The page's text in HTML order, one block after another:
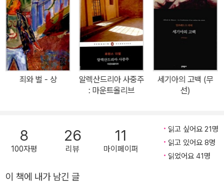
신을 사랑합니다.” 그러고는 베일에 싸인 테레즈의 과거를 이야기해
준다. 사생아로 태어난 것, 감쪽같이 속아 유부남과 결혼한 것, 그와의
사이에서 태어난 아이를 키우다 빼앗긴 것……. 파머에게 모든 이야기
를 들은 로랑은 테레즈에게 편지를 써 사랑을 고백한다. 저는 오로지
사랑이 삶이 될 거라는 것, 그리고 좋건 나쁘건, 제게 필요한 게 바로
이런 삶 아니면 죽음이라는 것만 알 뿐입니다.(93쪽) 테레즈는 로랑
의 고백을 “새로운 불행에 대한 예언”으로 느끼고 로랑을 밀어내지
인해 삐걱댄다. 게다가 테레즈는 방탕하기로 유명한 로랑과 어울려
다니며 평판이 나빠지고, 규칙적이고 계획적이었던 본래 삶이 흔들리
며 경제적 어려움을 맞는다. 어린아이 같은 로랑은 그런 속사정도 모
른 채 함께 이탈리아로 여행을 떠날 것을 제안하고, 로랑을 실망시키
죄와 벌 - 상
알렉산드리아 사중주
: 마운트올리브
세기아의 고백 (무
선)
8
100자평
26
리뷰
11
마이페이퍼
읽고 싶어요 21명
읽고 있어요 8명
읽었어요 41명
이 책에 내가 남긴 글